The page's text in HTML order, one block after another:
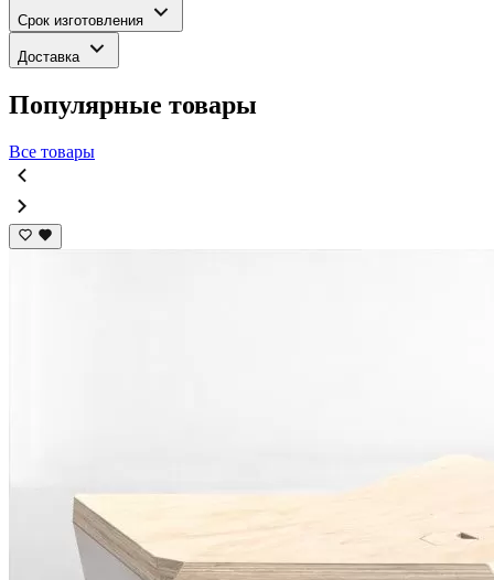
Срок изготовления
Доставка
Популярные товары
Все товары